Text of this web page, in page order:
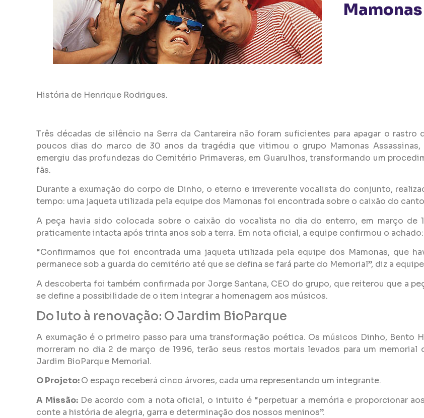
História de Henrique Rodrigues.
Três décadas de silêncio na Serra da Cantareira não foram suficientes para apagar o rastro
poucos dias do marco de 30 anos da tragédia que vitimou o grupo Mamonas
emergiu das profundezas do Cemitério Primaveras, em Guarulhos, transformando um
fãs.
Durante a exumação do corpo de Dinho, o eterno e irreverente vocalista do conjunto,
tempo: uma jaqueta utilizada pela equipe dos Mamonas foi encontrada sobre o caixão do
A peça havia sido colocada sobre o caixão do vocalista no dia do enterro, em março de
praticamente intacta após trinta anos sob a terra. Em nota oficial, a equipe confirmou o achado:
“Confirmamos que foi encontrada uma jaqueta utilizada pela equipe dos Mamonas, que
permanece sob a guarda do cemitério até que se defina se fará parte do Memorial”, diz a
A descoberta foi também confirmada por Jorge Santana, CEO do grupo, que reiterou que a
se define a possibilidade de o item integrar a homenagem aos músicos.
Do luto à renovação: O Jardim BioParque
A exumação é o primeiro passo para uma transformação poética. Os músicos Dinho, Bento
morreram no dia 2 de março de 1996, terão seus restos mortais levados para um
Jardim BioParque Memorial.
O Projeto:O espaço receberá cinco árvores, cada uma representando um integrante.
A Missão: De acordo com a nota oficial, o intuito é “perpetuar a memória e proporcionar
conte a história de alegria, garra e determinação dos nossos meninos”.